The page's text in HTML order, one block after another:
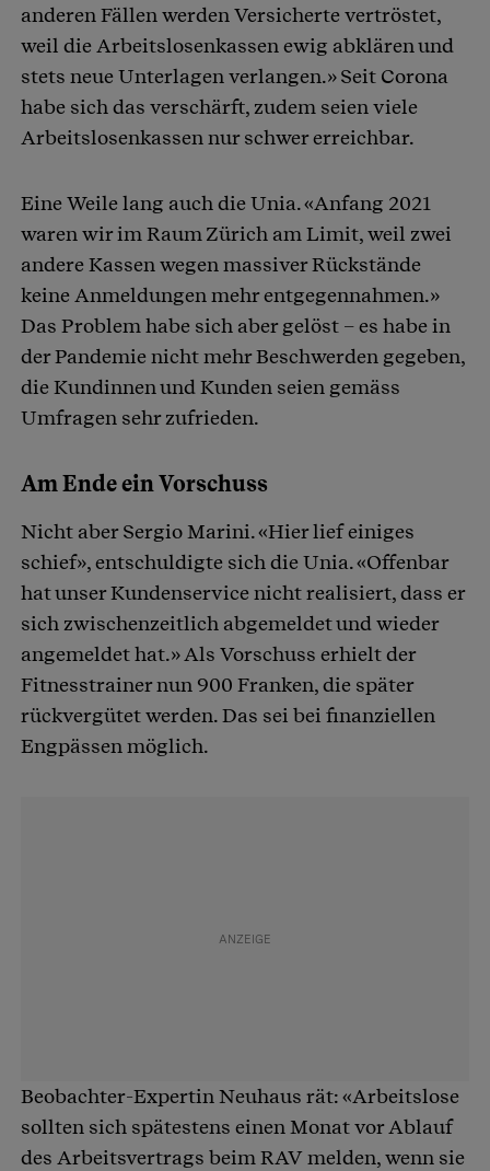
anderen Fällen werden Versicherte vertröstet,
weil die Arbeitslosenkassen ewig abklären und
stets neue Unterlagen verlangen.» Seit Corona
habe sich das verschärft, zudem seien viele
Arbeitslosenkassen nur schwer erreichbar.
Eine Weile lang auch die Unia. «Anfang 2021
waren wir im Raum Zürich am Limit, weil zwei
andere Kassen wegen massiver Rückstände
keine Anmeldungen mehr entgegennahmen.»
Das Problem habe sich aber gelöst – es habe in
der Pandemie nicht mehr Beschwerden gegeben,
die Kundinnen und Kunden seien gemäss
Umfragen sehr zufrieden.
Am Ende ein Vorschuss
Nicht aber Sergio Marini. «Hier lief einiges
schief», entschuldigte sich die Unia. «Offenbar
hat unser Kundenservice nicht realisiert, dass er
sich zwischenzeitlich abgemeldet und wieder
angemeldet hat.» Als Vorschuss erhielt der
Fitnesstrainer nun 900 Franken, die später
rückvergütet werden. Das sei bei finanziellen
Engpässen möglich.
Beobachter-Expertin Neuhaus rät: «Arbeitslose
sollten sich spätestens einen Monat vor Ablauf
des Arbeitsvertrags beim RAV melden, wenn sie